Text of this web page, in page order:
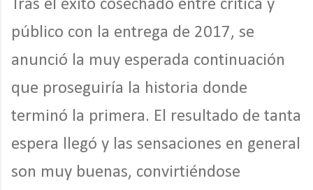
Tras el éxito cosechado entre crítica y
público con la entrega de 2017, se
anunció la muy esperada continuación
que proseguiría la historia donde
terminó la primera. El resultado de tanta
espera llegó y las sensaciones en general
son muy buenas, convirtiéndose